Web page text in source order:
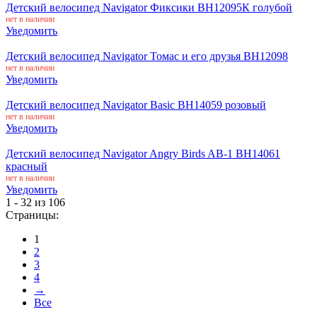
Детский велосипед Navigator Фиксики ВН12095К голубой
нет в наличии
Уведомить
Детский велосипед Navigator Томас и его друзья ВН12098
нет в наличии
Уведомить
Детский велосипед Navigator Basic ВН14059 розовый
нет в наличии
Уведомить
Детский велосипед Navigator Angry Birds AB-1 ВН14061
красный
нет в наличии
Уведомить
1 - 32 из 106
Страницы:
1
2
3
4
→
Все